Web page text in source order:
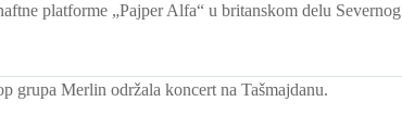
platforme „Pajper Alfa“ u britanskom delu
grupa Merlin održala koncert na Tašmajdanu.